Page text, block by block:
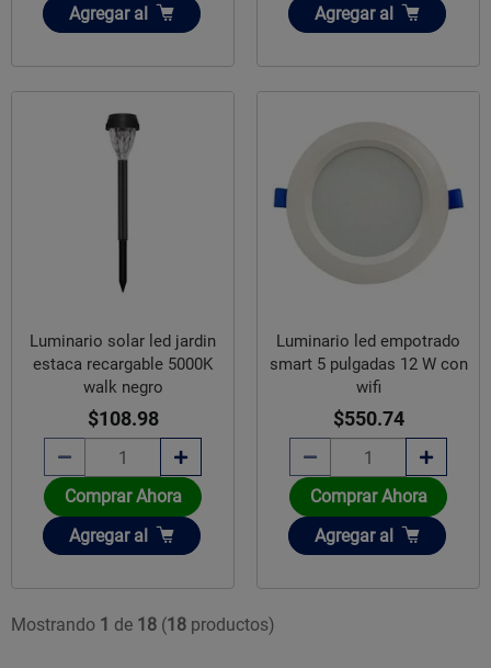
Añadir
Agregar al
Añadir
Agregar al
Luminario solar led jardin
estaca recargable 5000K
walk negro
$108.98
Comprar Ahora
Añadir
Agregar al
Luminario led empotrado
smart 5 pulgadas 12 W con
wifi
$550.74
Comprar Ahora
Añadir
Agregar al
Mostrando 1 de 18 (18 productos)